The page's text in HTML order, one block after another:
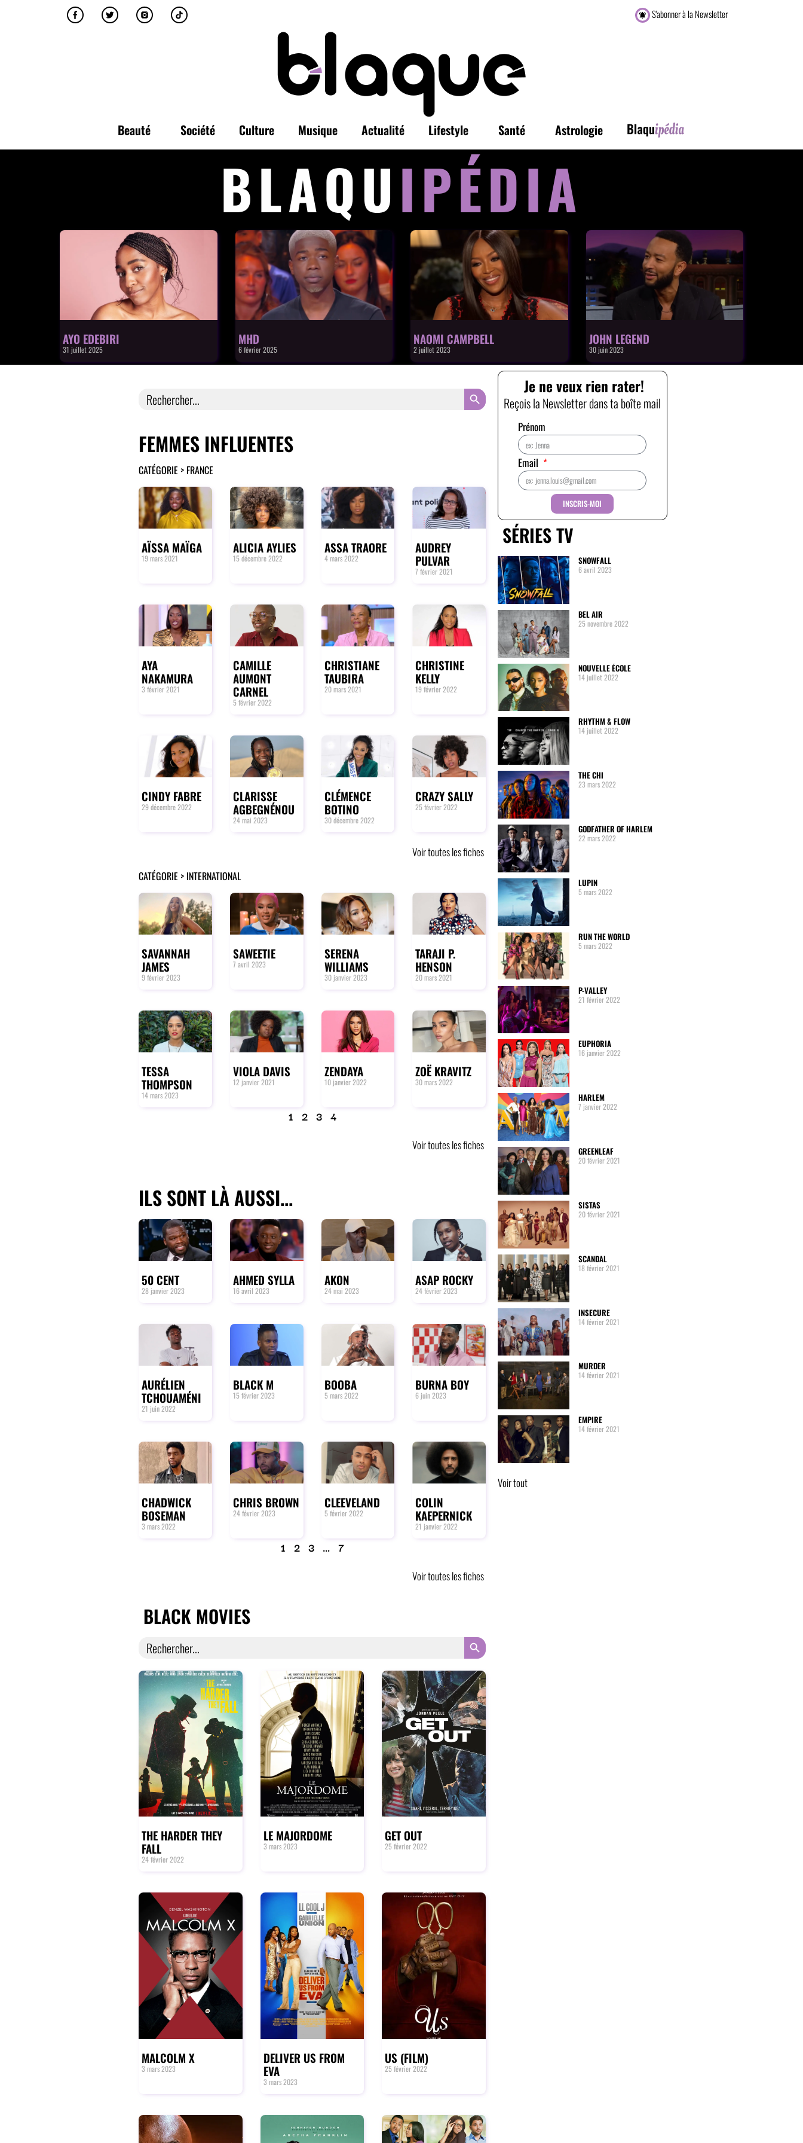
S'abonner à la Newsletter
Beauté Société Culture Musique Actualité Lifestyle Santé Astrologie
BLAQUIPÉDIA
AYO EDEBIRI
31 juillet 2025
MHD
6 février 2025
NAOMI CAMPBELL
2 juillet 2023
JOHN LEGEND
30 juin 2023
Search
for:
SEARCH BUTTON
FEMMES INFLUENTES
CATÉGORIE > FRANCE
AÏSSA MAÏGA
19 mars 2021
ALICIA AYLIES
15 décembre 2022
ASSA TRAORE
4 mars 2022
AUDREY
PULVAR
7 février 2021
AYA
NAKAMURA
3 février 2021
CAMILLE
AUMONT
CARNEL
5 février 2022
CHRISTIANE
TAUBIRA
20 mars 2021
CHRISTINE
KELLY
19 février 2022
CINDY FABRE
29 décembre 2022
CLARISSE
AGBEGNÉNOU
24 mai 2023
CLÉMENCE
BOTINO
30 décembre 2022
CRAZY SALLY
25 février 2022
Voir toutes les fiches
CATÉGORIE > INTERNATIONAL
SAVANNAH
JAMES
9 février 2023
SAWEETIE
7 avril 2023
SERENA
WILLIAMS
30 janvier 2023
TARAJI P.
HENSON
20 mars 2021
TESSA
THOMPSON
14 mars 2023
VIOLA DAVIS
12 janvier 2021
ZENDAYA
10 janvier 2022
ZOË KRAVITZ
30 mars 2022
1 2 3 4
Voir toutes les fiches
ILS SONT LÀ AUSSI...
50 CENT
28 janvier 2023
AHMED SYLLA
16 avril 2023
AKON
24 mai 2023
ASAP ROCKY
24 février 2023
AURÉLIEN
TCHOUAMÉNI
21 juin 2022
BLACK M
15 février 2023
BOOBA
5 mars 2022
BURNA BOY
6 juin 2023
CHADWICK
BOSEMAN
3 mars 2022
CHRIS BROWN
24 février 2023
CLEEVELAND
5 février 2022
COLIN
KAEPERNICK
21 janvier 2022
1 2 3 … 7
Voir toutes les fiches
BLACK MOVIES
Search
for:
SEARCH BUTTON
THE HARDER THEY
FALL
24 février 2022
LE MAJORDOME
3 mars 2023
GET OUT
25 février 2022
MALCOLM X
3 mars 2023
DELIVER US FROM
EVA
3 mars 2023
US (FILM)
25 février 2022
Je ne veux rien rater!
Reçois la Newsletter dans ta boîte mail
Prénom
Email
INSCRIS-MOI
SÉRIES TV
SNOWFALL
6 avril 2023
BEL AIR
25 novembre 2022
NOUVELLE ÉCOLE
14 juillet 2022
RHYTHM & FLOW
14 juillet 2022
THE CHI
23 mars 2022
GODFATHER OF HARLEM
22 mars 2022
LUPIN
5 mars 2022
RUN THE WORLD
5 mars 2022
P-VALLEY
21 février 2022
EUPHORIA
16 janvier 2022
HARLEM
7 janvier 2022
GREENLEAF
20 février 2021
SISTAS
20 février 2021
SCANDAL
18 février 2021
INSECURE
14 février 2021
MURDER
14 février 2021
EMPIRE
14 février 2021
Voir tout